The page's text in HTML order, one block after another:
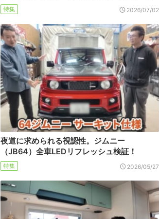
特集 2026/07/02
夜道に求められる視認性。ジムニー
（JB64）全車LEDリフレッシュ検証！
特集 2026/05/27